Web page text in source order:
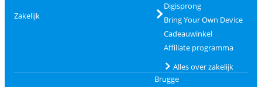
Zakelijk
Digisprong
Bring Your Own Device
Cadeauwinkel
Affiliate programma
Alles over zakelijk
Brugge